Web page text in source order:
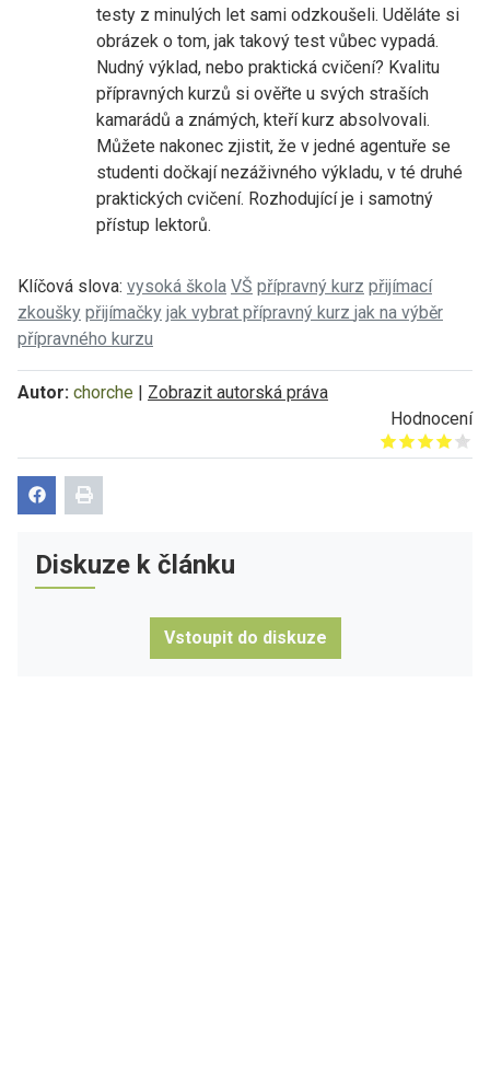
testy z minulých let sami odzkoušeli. Uděláte si
obrázek o tom, jak takový test vůbec vypadá.
Nudný výklad, nebo praktická cvičení? Kvalitu
přípravných kurzů si ověřte u svých straších
kamarádů a známých, kteří kurz absolvovali.
Můžete nakonec zjistit, že v jedné agentuře se
studenti dočkají nezáživného výkladu, v té druhé
praktických cvičení. Rozhodující je i samotný
přístup lektorů.
Klíčová slova: vysoká škola VŠ přípravný kurz přijímací
zkoušky přijímačky jak vybrat přípravný kurz jak na výběr
přípravného kurzu
Autor: chorche | Zobrazit autorská práva
Hodnocení
Give it 1/5
Give it 2/5
Give it 3/5
Give it 4/5
Give it 5/5
Diskuze k článku
Vstoupit do diskuze